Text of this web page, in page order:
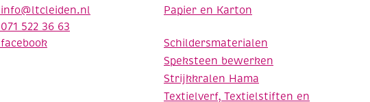
info@ltcleiden.nl
071 522 36 63
facebook
Papier en Karton
Schildersmaterialen
Speksteen bewerken
Strijkkralen Hama
Textielverf, Textielstiften en